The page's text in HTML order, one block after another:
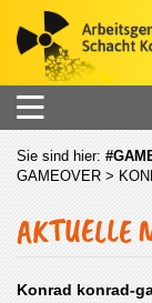
Sie sind hier:
GAMEOVER >
AKTUELLE
Konrad konrad-